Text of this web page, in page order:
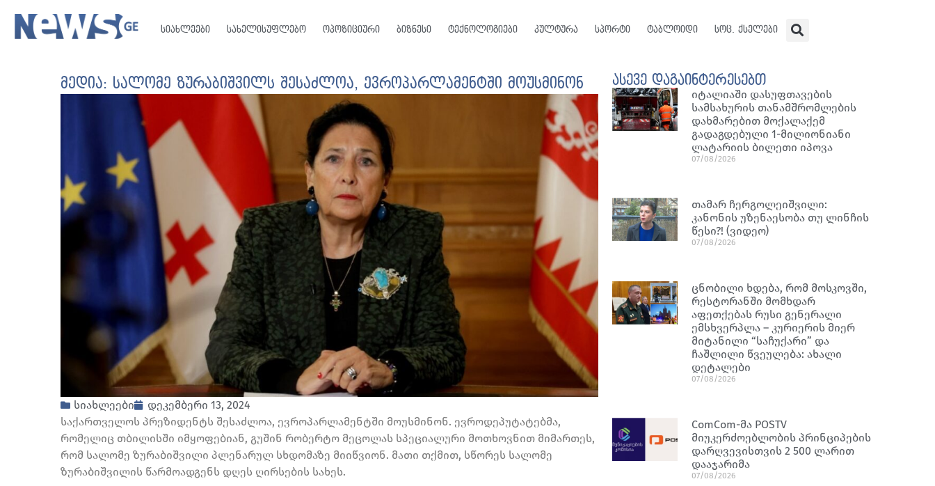
სიახლეები სახელისუფლებო ოპოზიციური ბიზნესი ტექნოლოგიები კულტურა სპორტი ტაბლოიდი სოც. ქსელები
მედია: სალომე ზურაბიშვილს შესაძლოა, ევროპარლამენტში მოუსმინონ
სიახლეები
დეკემბერი 13, 2024
საქართველოს პრეზიდენტს შესაძლოა, ევროპარლამენტში მოუსმინონ. ევროდეპუტატებმა,
რომელიც თბილისში იმყოფებიან, გუშინ რობერტო მეცოლას სპეციალური მოთხოვნით მიმართეს,
რომ სალომე ზურაბიშვილი პლენარულ სხდომაზე მიიწვიონ. მათი თქმით, სწორეს სალომე
ზურაბიშვილის წარმოადგენს დღეს ღირსების სახეს.
ასევე დაგაინტერესებთ
იტალიაში დასუფთავების
სამსახურის თანამშრომლების
დახმარებით მოქალაქემ
გადაგდებული 1-მილიონიანი
ლატარიის ბილეთი იპოვა
07/08/2026
თამარ ჩერგოლეიშვილი:
კანონის უზენაესობა თუ ლინჩის
წესი?! (ვიდეო)
07/08/2026
ცნობილი ხდება, რომ მოსკოვში,
რესტორანში მომხდარ
აფეთქებას რუსი გენერალი
ემსხვერპლა – კურიერის მიერ
მიტანილი “საჩუქარი” და
ჩაშლილი წვეულება: ახალი
დეტალები
07/08/2026
ComCom-მა POSTV
მიუკერძოებლობის პრინციპების
დარღვევისთვის 2 500 ლარით
დააჯარიმა
07/08/2026